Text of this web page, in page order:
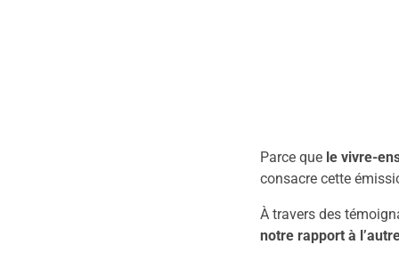
Parce que le vivre-
consacre cette
À travers des
notre rapport à